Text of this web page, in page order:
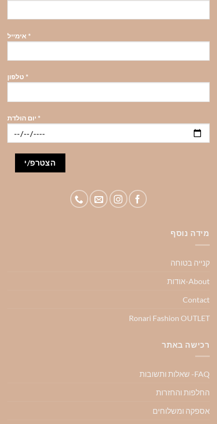
המוצר
המוצר
בעמוד
*
*
*
מידה נוסף
קנייה בטוחה
About-אודות
Contact
Ronari Fashion OUTLET
רכישה באתר
FAQ- שאלות ותשובות
החלפות והחזרות
אספקה ומשלוחים